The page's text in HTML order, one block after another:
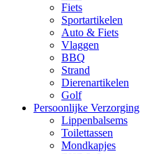
Fiets
Sportartikelen
Auto & Fiets
Vlaggen
BBQ
Strand
Dierenartikelen
Golf
Persoonlijke Verzorging
Lippenbalsems
Toilettassen
Mondkapjes